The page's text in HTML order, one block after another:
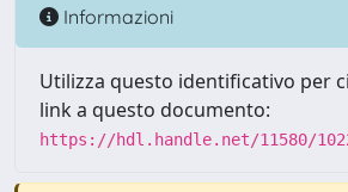
Informazioni
Utilizza questo identificativo per
link a questo documento:
https://hdl.handle.net/11580/